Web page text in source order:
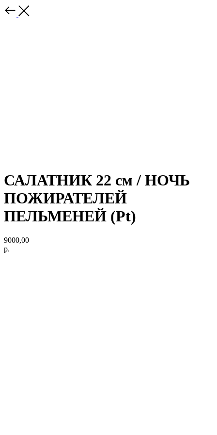
САЛАТНИК 22 см / НОЧЬ
ПОЖИРАТЕЛЕЙ
ПЕЛЬМЕНЕЙ (Pt)
9000,00
р.